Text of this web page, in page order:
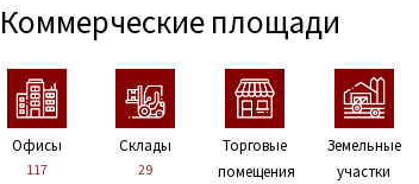
Коммерческие площади
Офисы
117
Склады
29
Торговые
помещения
Земельные
участки